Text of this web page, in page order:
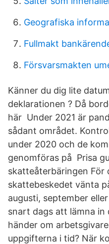
Geografiska
Fullmakt
Försvarsmakten
Känner du dig lite
deklarationen ? Då
här Under 2021 är
sådant området.
under 2020 och de
genomföras på Prisa
skatteåterbäringen För
skattebeskedet vänta
augusti, september
snart dags att lämna in
händer om
uppgifterna i tid? När